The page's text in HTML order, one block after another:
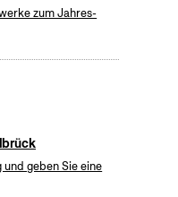
zum Jahres-
geben Sie eine